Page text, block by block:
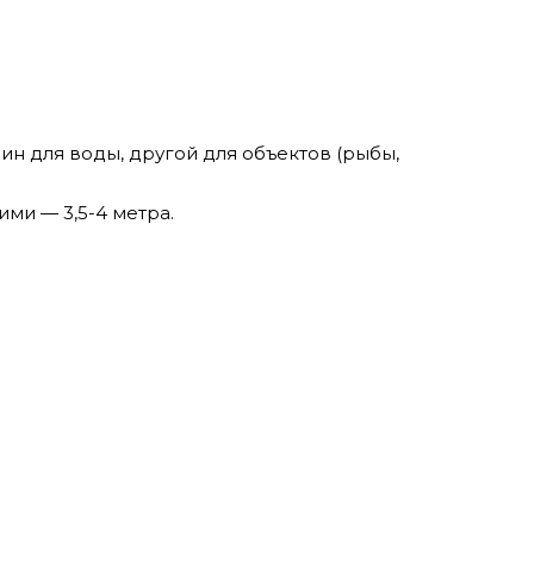
для воды, другой для объектов (рыбы,
— 3,5-4 метра.